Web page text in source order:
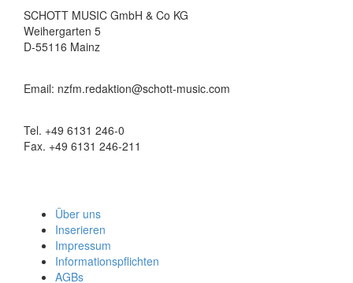
SCHOTT MUSIC GmbH & Co KG
Weihergarten 5
D-55116 Mainz
Email: nzfm.redaktion@schott-music.com
Tel. +49 6131 246-0
Fax. +49 6131 246-211
Über uns
Inserieren
Impressum
Informationspflichten
AGBs